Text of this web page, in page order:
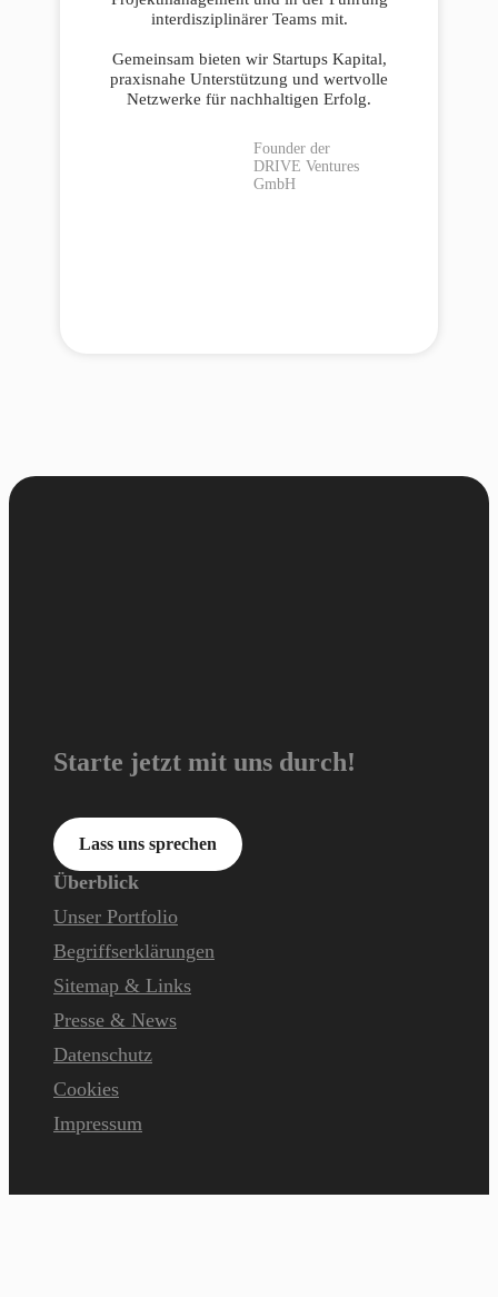
interdisziplinärer Teams mit.
Gemeinsam bieten wir Startups Kapital,
praxisnahe Unterstützung und wertvolle
Netzwerke für nachhaltigen Erfolg.
Founder der
DRIVE Ventures
GmbH
Starte jetzt mit uns durch!
Lass uns sprechen
Überblick
Unser Portfolio
Begriffserklärungen
Sitemap & Links
Presse & News
Datenschutz
Cookies
Impressum